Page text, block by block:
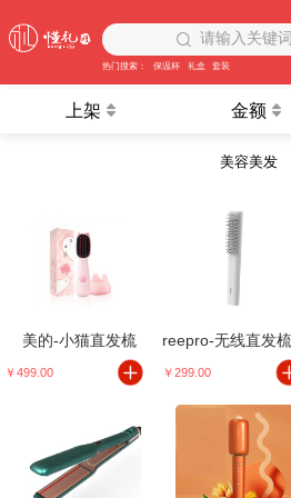
请输入关键词
热门搜索： 保温杯 礼盒 套装
上架 金额
美容美发
美的-小猫直发梳
￥499.00 ￥299.00